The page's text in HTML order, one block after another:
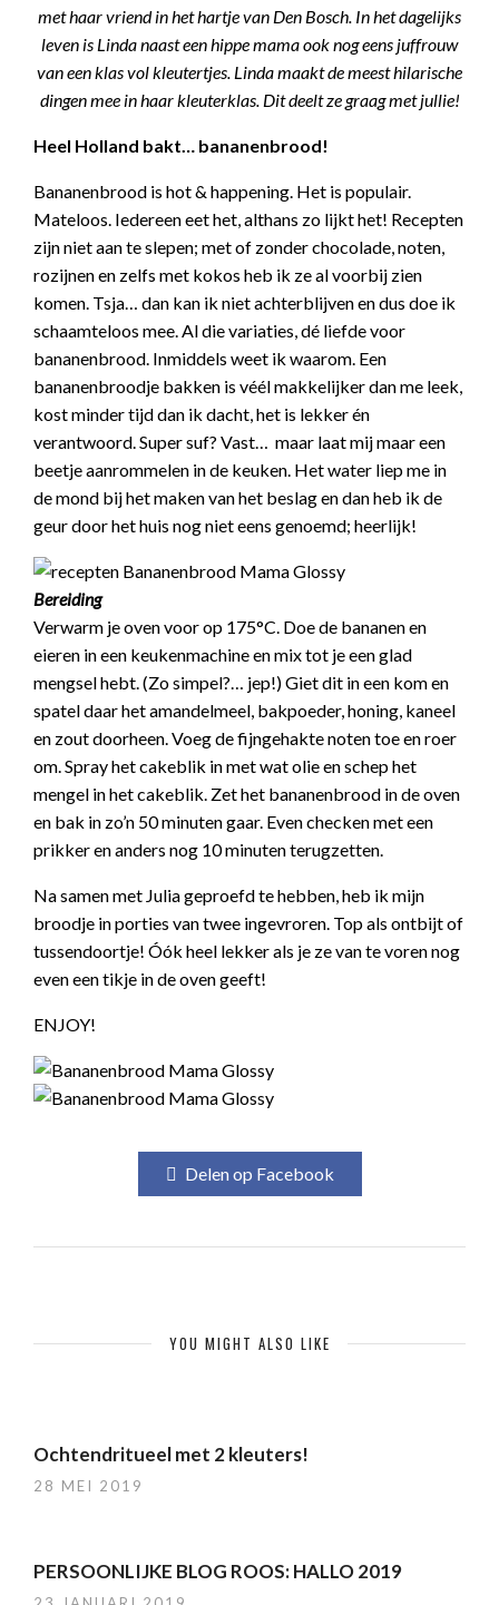
met haar vriend in het hartje van Den Bosch. In het dagelijks
leven is Linda naast een hippe mama ook nog eens juffrouw
van een klas vol kleutertjes. Linda maakt de meest hilarische
dingen mee in haar kleuterklas. Dit deelt ze graag met jullie!
Heel Holland bakt… bananenbrood!
Bananenbrood is hot & happening. Het is populair.
Mateloos. Iedereen eet het, althans zo lijkt het! Recepten
zijn niet aan te slepen; met of zonder chocolade, noten,
rozijnen en zelfs met kokos heb ik ze al voorbij zien
komen. Tsja… dan kan ik niet achterblijven en dus doe ik
schaamteloos mee. Al die variaties, dé liefde voor
bananenbrood. Inmiddels weet ik waarom. Een
bananenbroodje bakken is véél makkelijker dan me leek,
kost minder tijd dan ik dacht, het is lekker én
verantwoord. Super suf? Vast… maar laat mij maar een
beetje aanrommelen in de keuken. Het water liep me in
de mond bij het maken van het beslag en dan heb ik de
geur door het huis nog niet eens genoemd; heerlijk!
Bereiding
Verwarm je oven voor op 175°C. Doe de bananen en
eieren in een keukenmachine en mix tot je een glad
mengsel hebt. (Zo simpel?… jep!) Giet dit in een kom en
spatel daar het amandelmeel, bakpoeder, honing, kaneel
en zout doorheen. Voeg de fijngehakte noten toe en roer
om. Spray het cakeblik in met wat olie en schep het
mengel in het cakeblik. Zet het bananenbrood in de oven
en bak in zo’n 50 minuten gaar. Even checken met een
prikker en anders nog 10 minuten terugzetten.
Na samen met Julia geproefd te hebben, heb ik mijn
broodje in porties van twee ingevroren. Top als ontbijt of
tussendoortje! Óók heel lekker als je ze van te voren nog
even een tikje in de oven geeft!
ENJOY!
Delen op Facebook
YOU MIGHT ALSO LIKE
Ochtendritueel met 2 kleuters!
28 MEI 2019
PERSOONLIJKE BLOG ROOS: HALLO 2019